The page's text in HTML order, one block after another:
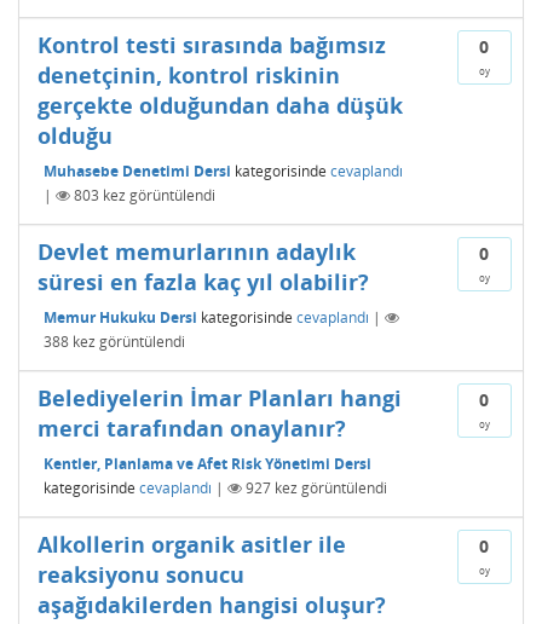
0
oy
Kontrol testi sırasında bağımsız
denetçinin, kontrol riskinin
gerçekte olduğundan daha düşük
olduğu
Muhasebe Denetimi Dersi kategorisinde cevaplandı
|
803 kez görüntülendi
0
oy
Devlet memurlarının adaylık
süresi en fazla kaç yıl olabilir?
Memur Hukuku Dersi kategorisinde cevaplandı |
388 kez görüntülendi
0
oy
Belediyelerin İmar Planları hangi
merci tarafından onaylanır?
Kentler, Planlama ve Afet Risk Yönetimi Dersi
kategorisinde cevaplandı | 927 kez görüntülendi
0
oy
Alkollerin organik asitler ile
reaksiyonu sonucu
aşağıdakilerden hangisi oluşur?